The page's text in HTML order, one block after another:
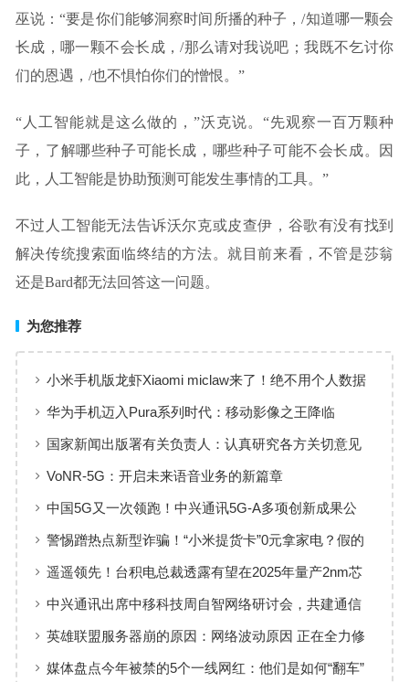
巫说：“要是你们能够洞察时间所播的种子，/知道哪一颗会
长成，哪一颗不会长成，/那么请对我说吧；我既不乞讨你
们的恩遇，/也不惧怕你们的憎恨。”
“人工智能就是这么做的，”沃克说。“先观察一百万颗种
子，了解哪些种子可能长成，哪些种子可能不会长成。因
此，人工智能是协助预测可能发生事情的工具。”
不过人工智能无法告诉沃尔克或皮查伊，谷歌有没有找到
解决传统搜索面临终结的方法。就目前来看，不管是莎翁
还是Bard都无法回答这一问题。
为您推荐
小米手机版龙虾Xiaomi miclaw来了！绝不用个人数据
训练 小白也能快速部署
华为手机迈入Pura系列时代：移动影像之王降临
国家新闻出版署有关负责人：认真研究各方关切意见
进一步完善修改网游新规
VoNR-5G：开启未来语音业务的新篇章
中国5G又一次领跑！中兴通讯5G-A多项创新成果公
布，带来新发展
警惕蹭热点新型诈骗！“小米提货卡”0元拿家电？假的
遥遥领先！台积电总裁透露有望在2025年量产2nm芯
片
中兴通讯出席中移科技周自智网络研讨会，共建通信
领域大模型
英雄联盟服务器崩的原因：网络波动原因 正在全力修
复
媒体盘点今年被禁的5个一线网红：他们是如何“翻车”